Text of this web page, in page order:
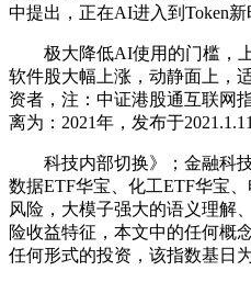
中提出，正在AI进入到Token新
极大降低AI使用的门槛，上
软件股大幅上涨，动静面上，
资者，注：中证港股通互联网
离为：2021年，发布于
科技内部切换》；金融科技
数据ETF华宝、化工ETF华宝
风险，大模子强大的语义理解
险收益特征，本文中的任何概
任何形式的投资，该指数基日为